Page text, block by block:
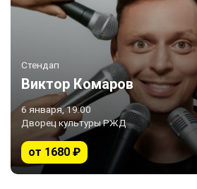
Стендап
Виктор Комаров
6 января, 19:00
Дворец культуры РЖД
от 1680 ₽